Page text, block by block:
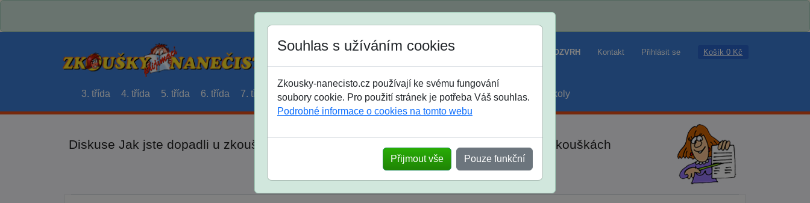
Jak si vybrat ROZVRH Kontakt Přihlásit se Košík 0 Kč
3. třída 4. třída 5. třída 6. třída 7. třída 8. třída 9. třída střední maturanti soutěže prázdniny školy
Diskuse Jak jste dopadli u zkoušek na SŠ? Vaše ohlasy po skutečných přijímacích zkouškách
Souhlas s užíváním cookies
Zkousky-nanecisto.cz používají ke svému fungování
soubory cookie. Pro použití stránek je potřeba Váš souhlas.
Podrobné informace o cookies na tomto webu
Přijmout vše Pouze funkční